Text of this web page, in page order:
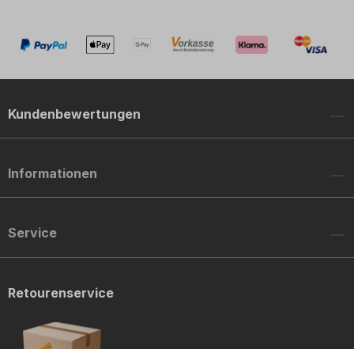
Kundenbewertungen
Informationen
Service
Retourenservice